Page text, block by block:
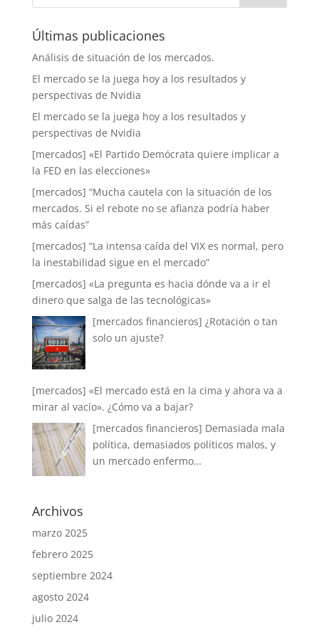
Últimas publicaciones
Análisis de situación de los mercados.
El mercado se la juega hoy a los resultados y
perspectivas de Nvidia
El mercado se la juega hoy a los resultados y
perspectivas de Nvidia
[mercados] «El Partido Demócrata quiere implicar a
la FED en las elecciones»
[mercados] “Mucha cautela con la situación de los
mercados. Si el rebote no se afianza podría haber
más caídas”
[mercados] “La intensa caída del VIX es normal, pero
la inestabilidad sigue en el mercado”
[mercados] «La pregunta es hacia dónde va a ir el
dinero que salga de las tecnológicas»
[mercados financieros] ¿Rotación o tan
solo un ajuste?
[mercados] «El mercado está en la cima y ahora va a
mirar al vacío». ¿Cómo va a bajar?
[mercados financieros] Demasiada mala
política, demasiados políticos malos, y
un mercado enfermo…
Archivos
marzo 2025
febrero 2025
septiembre 2024
agosto 2024
julio 2024